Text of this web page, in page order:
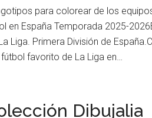
para colorear de los
en España Temporada 2025-
Liga. Primera División de
favorito de La Liga en…
Dibujalia